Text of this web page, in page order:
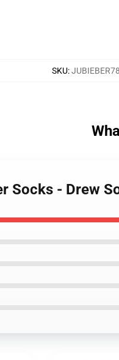
SKU:
Socks - Drew